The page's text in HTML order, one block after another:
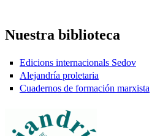
Nuestra biblioteca
Edicions internacionals Sedov
Alejandría proletaria
Cuadernos de formación marxista